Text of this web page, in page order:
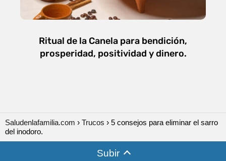
Ritual de la Canela para bendición,
prosperidad, positividad y dinero.
Saludenlafamilia.com Trucos
5 consejos para eliminar el sarro
del inodoro.
Subir